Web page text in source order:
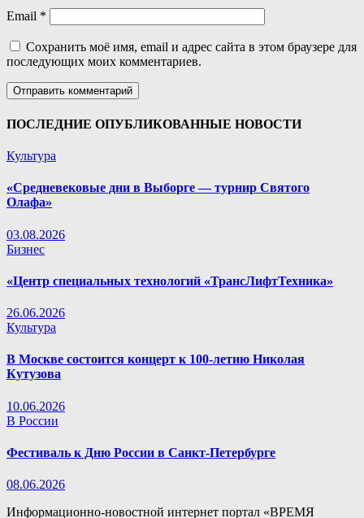
Email *
Сохранить моё имя, email и адрес сайта в этом браузере для
последующих моих комментариев.
ПОСЛЕДНИЕ ОПУБЛИКОВАННЫЕ НОВОСТИ
Культура
«Средневековые дни в Выборге — турнир Святого
Олафа»
03.08.2026
Бизнес
«Центр специальных технологий «ТрансЛифтТехника»
26.06.2026
Культура
В Москве состоится концерт к 100-летию Николая
Кутузова
10.06.2026
В России
Фестиваль к Дню России в Санкт-Петербурге
08.06.2026
Информационно-новостной интернет портал «ВРЕМЯ